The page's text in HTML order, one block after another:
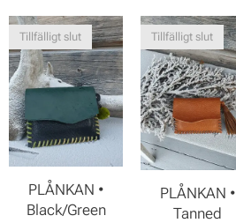
PLÅNKAN •
Black/Green
Tillfälligt slut
PLÅNKAN •
Tanned
Tillfälligt slut